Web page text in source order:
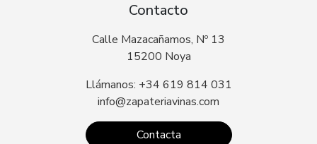
Contacto
Calle Mazacañamos, Nº 13
15200 Noya
Llámanos: +34 619 814 031
info@zapateriavinas.com
Contacta